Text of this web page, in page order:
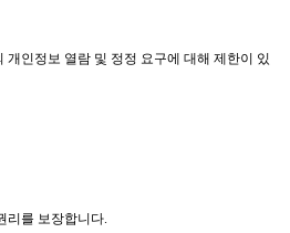
인정보 열람 및 정정 요구에 대해 제한이 있
리를 보장합니다